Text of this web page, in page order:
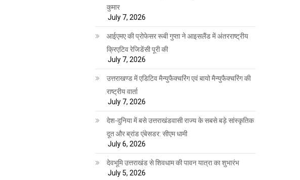
कुमार
July 7, 2026
आईएमए की प्रोफेसर रूबी गुप्ता ने आइसलैंड में अंतरराष्ट्रीय
क्रिएटिव रेजिडेंसी पूरी की
July 7, 2026
उत्तराखण्ड में एडिटिव मैन्युफैक्चरिंग एवं बायो मैन्युफैक्चरिंग की
राष्ट्रीय वार्ता
July 7, 2026
देश-दुनिया में बसे उत्तराखंडवासी राज्य के सबसे बड़े सांस्कृतिक
दूत और ब्रांड एंबेसडर: सीएम धामी
July 6, 2026
देवभूमि उत्तराखंड से शिवधाम की पावन यात्रा का शुभारंभ
July 5, 2026